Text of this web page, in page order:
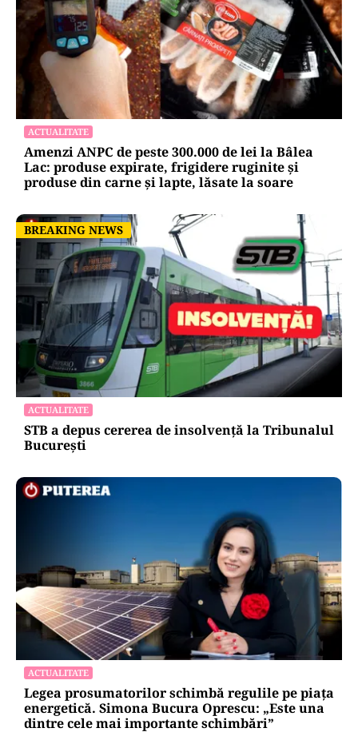
ACTUALITATE
Amenzi ANPC de peste 300.000 de lei la Bâlea
Lac: produse expirate, frigidere ruginite și
produse din carne și lapte, lăsate la soare
BREAKING NEWS
BREAKING NEWS
ACTUALITATE
STB a depus cererea de insolvență la Tribunalul
București
ACTUALITATE
Legea prosumatorilor schimbă regulile pe piața
energetică. Simona Bucura Oprescu: „Este una
dintre cele mai importante schimbări”